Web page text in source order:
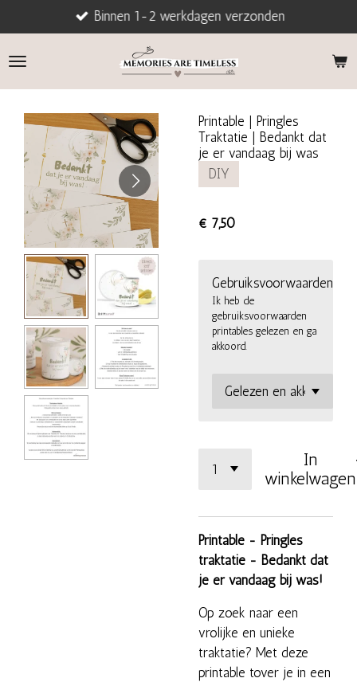
direct
naar
Binnen 1-2 werkdagen verzonden
Printable | Pringles
Traktatie | Bedankt dat
je er vandaag bij was
DIY
€ 7,50
Gebruiksvoorwaarden
Ik heb de
gebruiksvoorwaarden
printables gelezen en ga
akkoord.
In
winkelwagen
Printable - Pringles
traktatie - Bedankt dat
je er vandaag bij was!
Op zoek naar een
vrolijke en unieke
traktatie? Met deze
printable tover je in een